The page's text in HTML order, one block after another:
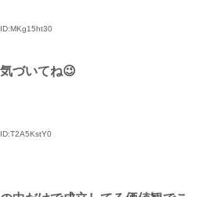
ID:MKg15ht30
づいてね😉
ID:T2A5KstY0